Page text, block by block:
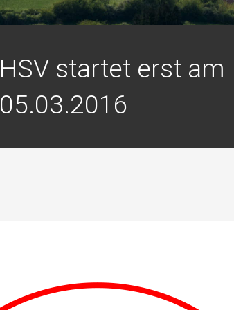
HSV startet erst am
05.03.2016